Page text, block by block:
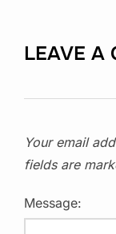
LEAVE A
Your email
fields are
Message: